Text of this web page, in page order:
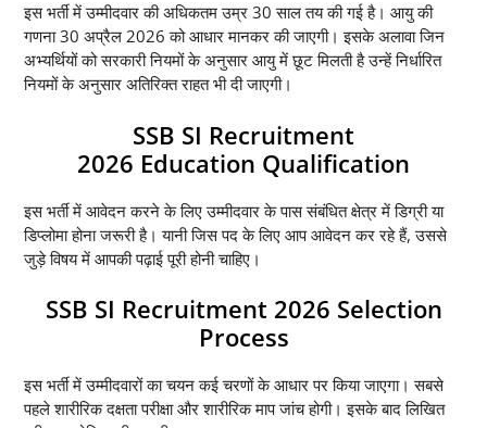
इस भर्ती में उम्मीदवार की अधिकतम उम्र 30 साल तय की गई है। आयु की
गणना 30 अप्रैल 2026 को आधार मानकर की जाएगी। इसके अलावा जिन
अभ्यर्थियों को सरकारी नियमों के अनुसार आयु में छूट मिलती है उन्हें निर्धारित
नियमों के अनुसार अतिरिक्त राहत भी दी जाएगी।
SSB SI Recruitment
2026 Education Qualification
इस भर्ती में आवेदन करने के लिए उम्मीदवार के पास संबंधित क्षेत्र में डिग्री या
डिप्लोमा होना जरूरी है। यानी जिस पद के लिए आप आवेदन कर रहे हैं, उससे
जुड़े विषय में आपकी पढ़ाई पूरी होनी चाहिए।
SSB SI Recruitment 2026 Selection
Process
इस भर्ती में उम्मीदवारों का चयन कई चरणों के आधार पर किया जाएगा। सबसे
पहले शारीरिक दक्षता परीक्षा और शारीरिक माप जांच होगी। इसके बाद लिखित